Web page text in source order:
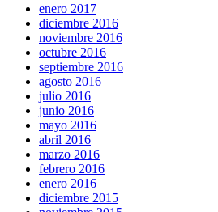
enero 2017
diciembre 2016
noviembre 2016
octubre 2016
septiembre 2016
agosto 2016
julio 2016
junio 2016
mayo 2016
abril 2016
marzo 2016
febrero 2016
enero 2016
diciembre 2015